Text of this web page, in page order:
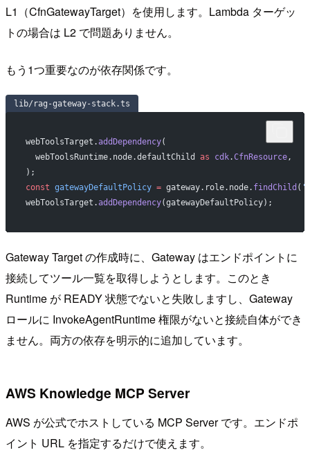
L1（CfnGatewayTarget）を使用します。Lambda ターゲッ
トの場合は L2 で問題ありません。
もう1つ重要なのが依存関係です。
lib/rag-gateway-stack.ts
webToolsTarget.addDependency(
  webToolsRuntime.node.defaultChild
as cdk.CfnResource,
);
const gatewayDefaultPolicy = gateway.role.node. findChild (
webToolsTarget.addDependency(gatewayDefaultPolicy);
Gateway Target の作成時に、Gateway はエンドポイントに
接続してツール一覧を取得しようとします。このとき
Runtime が READY 状態でないと失敗しますし、Gateway
ロールに InvokeAgentRuntime 権限がないと接続自体ができ
ません。両方の依存を明示的に追加しています。
AWS Knowledge MCP Server
AWS が公式でホストしている MCP Server です。エンドポ
イント URL を指定するだけで使えます。